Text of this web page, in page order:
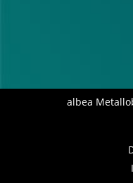
albea